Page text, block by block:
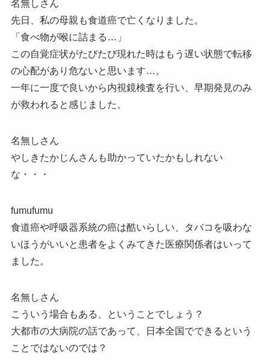
名無しさん
先日、私の母親も食道癌で亡くなりました。
「食べ物が喉に詰まる…」
この自覚症状がたびたび現れた時はもう遅い状態で転移
の心配があり危ないと思います…。
一年に一度で良いから内視鏡検査を行い、早期発見のみ
が救われると感じました。
名無しさん
やしきたかじんさんも助かっていたかもしれない
な・・・
fumufumu
食道癌や呼吸器系統の癌は酷いらしい、タバコを吸わな
いほうがいいと患者をよくみてきた医療関係者はいって
ました。
名無しさん
こういう場合もある、ということでしょう？
大都市の大病院の話であって、日本全国でできるという
ことではないのでは？